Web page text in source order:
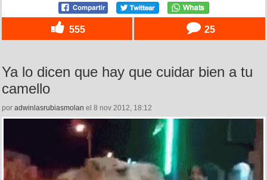
555 25
Ya lo dicen que hay que cuidar bien a tu
camello
por adwinlasrubiasmolan el 8 nov 2012, 18:12